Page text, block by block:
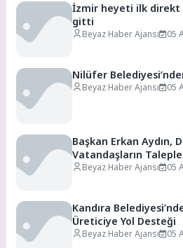
İzmir heyeti ilk direkt
gitti
Beyaz Haber Ajansı 05
Nilüfer
Beyaz Haber Ajansı 05
Başkan Erkan Aydın,
Vatandaşların
Beyaz Haber Ajansı 05
Kandıra
Üreticiye Yol Desteği
Beyaz Haber Ajansı 05